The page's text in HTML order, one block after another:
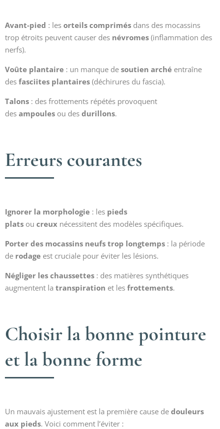
Avant-pied : les orteils comprimés dans des mocassins
trop étroits peuvent causer des névromes (inflammation des
nerfs).
Voûte plantaire : un manque de soutien arché entraîne
des fasciites plantaires (déchirures du fascia).
Talons : des frottements répétés provoquent
des ampoules ou des durillons.
Erreurs courantes
Ignorer la morphologie : les pieds
plats ou creux nécessitent des modèles spécifiques.
Porter des mocassins neufs trop longtemps : la période
de rodage est cruciale pour éviter les lésions.
Négliger les chaussettes : des matières synthétiques
augmentent la transpiration et les frottements.
Choisir la bonne pointure
et la bonne forme
Un mauvais ajustement est la première cause de douleurs
aux pieds. Voici comment l’éviter :